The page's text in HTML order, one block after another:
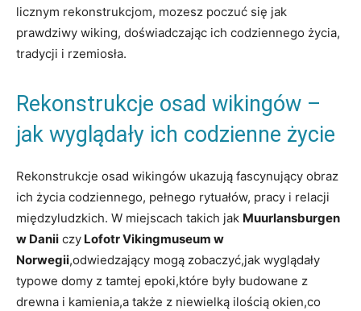
licznym rekonstrukcjom, mozesz poczuć się jak
prawdziwy wiking, doświadczając ich codziennego życia,
tradycji i rzemiosła.
Rekonstrukcje osad wikingów –
jak wyglądały ich codzienne życie
Rekonstrukcje osad wikingów ukazują fascynujący obraz
ich życia codziennego, pełnego rytuałów, pracy i relacji
międzyludzkich. W miejscach takich jak Muurlansburgen
w Danii czy Lofotr Vikingmuseum w
Norwegii,odwiedzający mogą zobaczyć,jak wyglądały
typowe domy z tamtej epoki,które były budowane z
drewna i kamienia,a także z niewielką ilością okien,co